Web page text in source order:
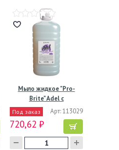
Мыло жидкое "Pro-
Brite" Adel с
перламутром и…
Под заказ Арт: 113029
720,62 ₽